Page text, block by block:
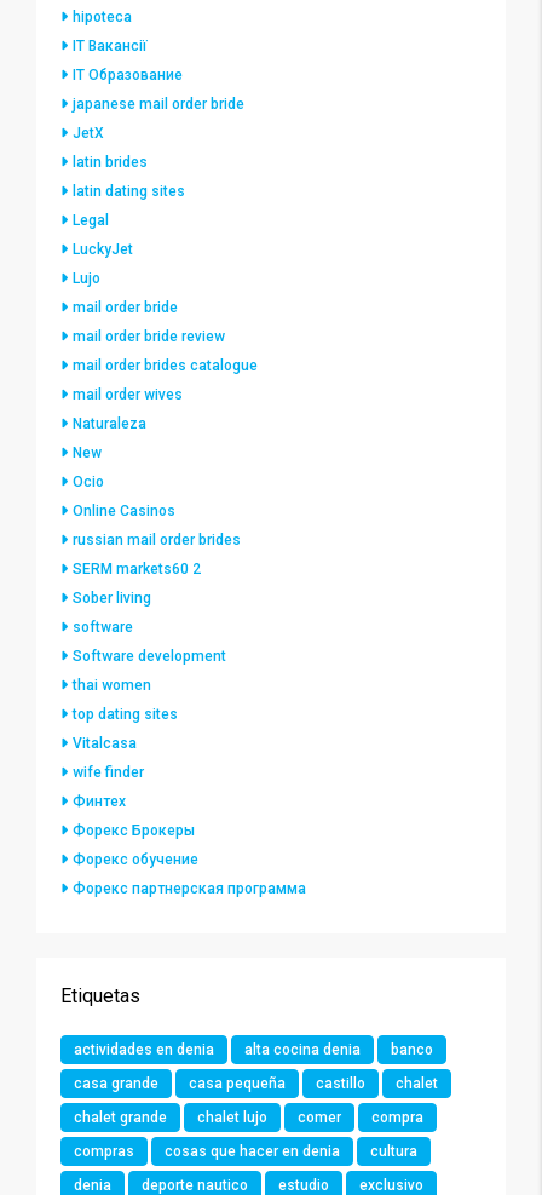
hipoteca
IT Вакансії
IT Образование
japanese mail order bride
JetX
latin brides
latin dating sites
Legal
LuckyJet
Lujo
mail order bride
mail order bride review
mail order brides catalogue
mail order wives
Naturaleza
New
Ocio
Online Casinos
russian mail order brides
SERM markets60 2
Sober living
software
Software development
thai women
top dating sites
Vitalcasa
wife finder
Финтех
Форекс Брокеры
Форекс обучение
Форекс партнерская программа
Etiquetas
actividades en denia alta cocina denia
banco
casa grande
casa pequeña castillo
chalet
chalet grande
chalet lujo comer
compra
compras
cosas que hacer en denia
cultura
denia
deporte nautico estudio
exclusivo